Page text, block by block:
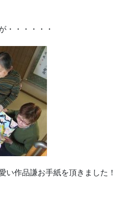
・・・・・・
い作品謙お手紙を頂きました！